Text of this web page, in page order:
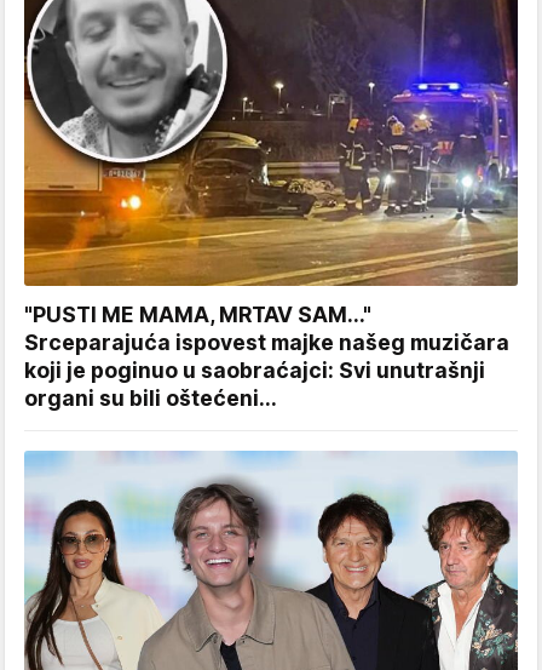
"PUSTI ME MAMA, MRTAV SAM..."
Srceparajuća ispovest majke našeg muzičara
koji je poginuo u saobraćajci: Svi unutrašnji
organi su bili oštećeni...